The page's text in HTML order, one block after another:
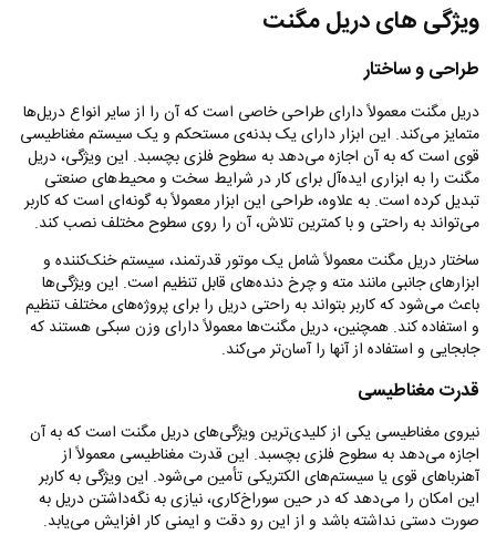
ویژگی‌ های دریل مگنت
طراحی و ساختار
دریل مگنت معمولاً دارای طراحی خاصی است که آن را از سایر انواع دریل‌ها
متمایز می‌کند. این ابزار دارای یک بدنه‌ی مستحکم و یک سیستم مغناطیسی
قوی است که به آن اجازه می‌دهد به سطوح فلزی بچسبد. این ویژگی، دریل
مگنت را به ابزاری ایده‌آل برای کار در شرایط سخت و محیط‌های صنعتی
تبدیل کرده است. به علاوه، طراحی این ابزار معمولاً به گونه‌ای است که کاربر
می‌تواند به راحتی و با کمترین تلاش، آن را روی سطوح مختلف نصب کند.
ساختار دریل مگنت معمولاً شامل یک موتور قدرتمند، سیستم خنک‌کننده و
ابزارهای جانبی مانند مته و چرخ دنده‌های قابل تنظیم است. این ویژگی‌ها
باعث می‌شود که کاربر بتواند به راحتی دریل را برای پروژه‌های مختلف تنظیم
و استفاده کند. همچنین، دریل مگنت‌ها معمولاً دارای وزن سبکی هستند که
جابجایی و استفاده از آنها را آسان‌تر می‌کند.
قدرت مغناطیسی
نیروی مغناطیسی یکی از کلیدی‌ترین ویژگی‌های دریل مگنت است که به آن
اجازه می‌دهد به سطوح فلزی بچسبد. این قدرت مغناطیسی معمولاً از
آهنرباهای قوی یا سیستم‌های الکتریکی تأمین می‌شود. این ویژگی به کاربر
این امکان را می‌دهد که در حین سوراخ‌کاری، نیازی به نگه‌داشتن دریل به
صورت دستی نداشته باشد و از این رو دقت و ایمنی کار افزایش می‌یابد.